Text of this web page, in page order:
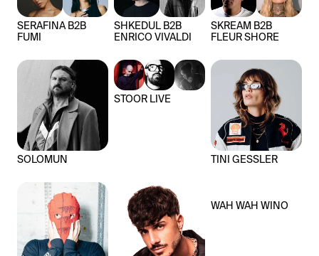
SERAFINA B2B
FUMI
SHKEDUL B2B
ENRICO VIVALDI
SKREAM B2B
FLEUR SHORE
SOLOMUN
STOOR LIVE
TINI GESSLER
WAH WAH WINO